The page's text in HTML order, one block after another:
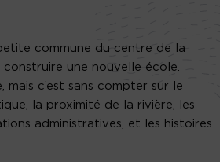
petite commune du centre de la
une nouvelle école.
mais c’est sans compter sur le
la proximité de la rivière, les
administratives, et les histoires